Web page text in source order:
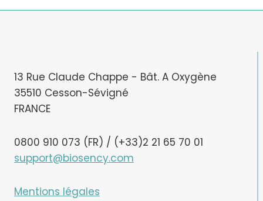
13 Rue Claude Chappe - Bât. A Oxygène
35510 Cesson-Sévigné
FRANCE
0800 910 073 (FR) / (+33)2 21 65 70 01
support@biosency.com
Mentions légales